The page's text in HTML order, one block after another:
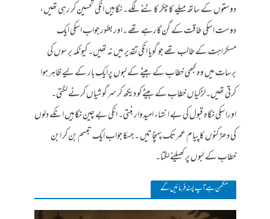
دوستوں کے ساتھ میلے کا چکر کاٹنے لگے۔ نگاہیں انکی تحسین کر رہی تھیں،
دوست اسکی طاقت کے گن گارہے تھے ۔اور بطور جواب اسکی ایک
مسکراہت کے طالب تھے جو گویا انکی تقدیر میں نہ تھیں۔ کیونکہ برسوں کی
برسات میں وہ کبھی خطاب کے بیٹے کے لبوں پرایک بار کے لیے ظاہر ہوا
کرتی تھیں۔لڑکیاں خطاب کے بیٹے کو دیکھ کر سرگوشیاں کرنے لگتی۔
اوراسکی نگاہ قبول کی بے انتہاء امیدوار بنتی۔ انکی بے چین نگاہیں انکے دلوں
کی دھڑکنوں کاپیام عمر تک پہنچاتیں ۔ جسکا جواب ایک تبسم بن کر ابن
خطاب کے لبوں پر کھیلنے لگتا۔
مکمن ہےآپ پسند فرمائیں گے